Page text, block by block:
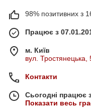
98% позитивних з
Працює з
м. Київ
вул. Тростянецька,
Контакти
Сьогодні працює
Показати весь